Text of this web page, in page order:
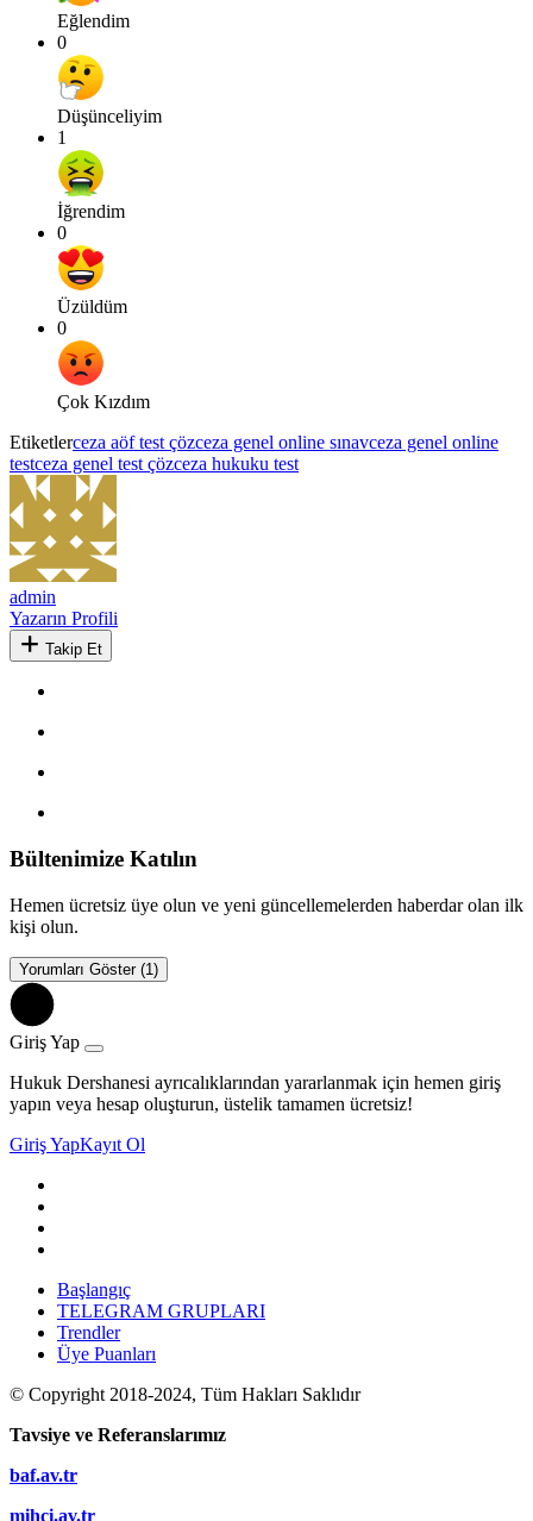
Eğlendim
0
Düşünceliyim
1
İğrendim
0
Üzüldüm
0
Çok Kızdım
Etiketlerceza aöf test çözceza genel online sınavceza genel online
testceza genel test çözceza hukuku test
admin
Yazarın Profili
Takip Et
Bültenimize Katılın
Hemen ücretsiz üye olun ve yeni güncellemelerden haberdar olan ilk
kişi olun.
Yorumları Göster (1)
Giriş Yap
Hukuk Dershanesi ayrıcalıklarından yararlanmak için hemen giriş
yapın veya hesap oluşturun, üstelik tamamen ücretsiz!
Giriş YapKayıt Ol
Başlangıç
TELEGRAM GRUPLARI
Trendler
Üye Puanları
© Copyright 2018-2024, Tüm Hakları Saklıdır
Tavsiye ve Referanslarımız
baf.av.tr
mihci.av.tr